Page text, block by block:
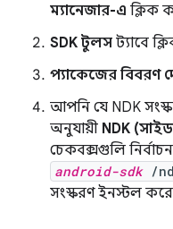
ম্যানেজার-এ ক্লিক
SDK টুলস ট্যাবে
প্যাকেজের বিবরণ
আপনি যে NDK
অনুযায়ী NDK
চেকবক্সগুলি
android-sdk/
সংস্করণ ইনস্টল